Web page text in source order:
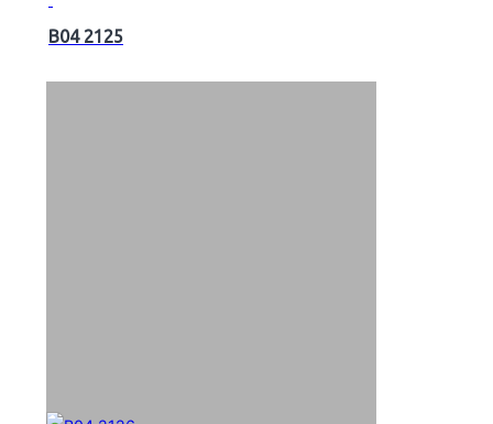
B04 2125